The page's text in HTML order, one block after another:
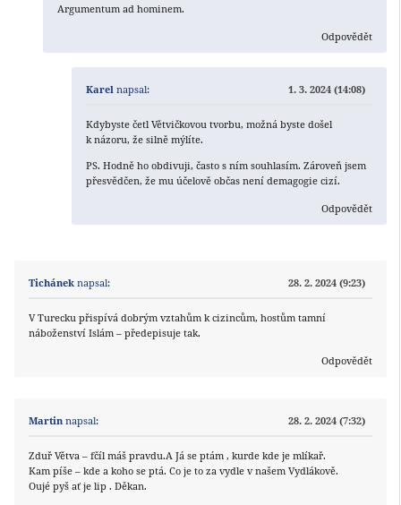
Argumentum ad hominem.
Odpovědět
Karel napsal: 1. 3. 2024 (14:08)
Kdybyste četl Větvičkovou tvorbu, možná byste došel
k názoru, že silně mýlíte.
PS. Hodně ho obdivuji, často s ním souhlasím. Zároveň jsem
přesvědčen, že mu účelově občas není demagogie cizí.
Odpovědět
Tichánek napsal: 28. 2. 2024 (9:23)
V Turecku přispívá dobrým vztahům k cizincům, hostům tamní
náboženství Islám – předepisuje tak.
Odpovědět
Martin napsal: 28. 2. 2024 (7:32)
Zduř Větva – fčíl máš pravdu.A Já se ptám , kurde kde je mlíkař.
Kam píše – kde a koho se ptá. Co je to za vydle v našem Vydlákově.
Oujé pyš ať je lip . Děkan.